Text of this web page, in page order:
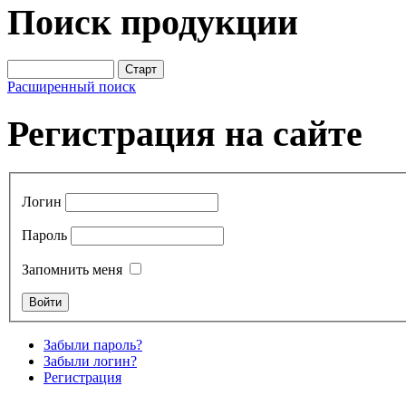
Поиск продукции
Расширенный поиск
Регистрация на сайте
Логин
Пароль
Запомнить меня
Забыли пароль?
Забыли логин?
Регистрация